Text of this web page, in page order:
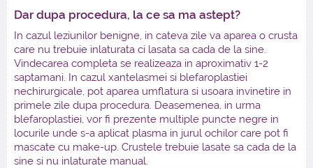
Dar dupa procedura, la ce sa ma astept?
In cazul leziunilor benigne, in cateva zile va aparea o crusta
care nu trebuie inlaturata ci lasata sa cada de la sine.
Vindecarea completa se realizeaza in aproximativ 1-2
saptamani. In cazul xantelasmei si blefaroplastiei
nechirurgicale, pot aparea umflatura si usoara invinetire in
primele zile dupa procedura. Deasemenea, in urma
blefaroplastiei, vor fi prezente multiple puncte negre in
locurile unde s-a aplicat plasma in jurul ochilor care pot fi
mascate cu make-up. Crustele trebuie lasate sa cada de la
sine si nu inlaturate manual.